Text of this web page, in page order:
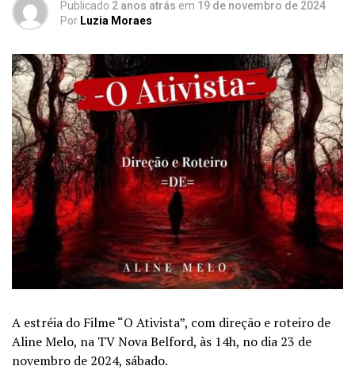
Publicado 2 anos atrás em 19 de novembro de 2024
Por Luzia Moraes
A estréia do Filme “O Ativista”, com direção e roteiro de
Aline Melo, na TV Nova Belford, às 14h, no dia 23 de
novembro de 2024, sábado.